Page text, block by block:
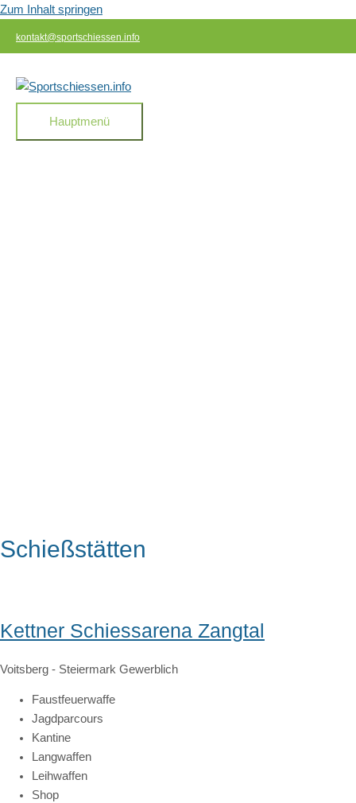
Zum Inhalt springen
kontakt@sportschiessen.info
Hauptmenü
Schießstätten
Kettner Schiessarena Zangtal
Voitsberg - Steiermark Gewerblich
Faustfeuerwaffe
Jagdparcours
Kantine
Langwaffen
Leihwaffen
Shop